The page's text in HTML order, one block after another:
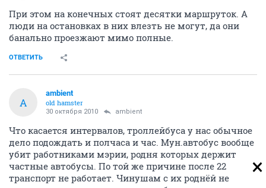
При этом на конечных стоят десятки маршруток. А
люди на остановках в них влезть не могут, да они
банально проезжают мимо полные.
ОТВЕТИТЬ
A
ambient
old hamster
30 октября 2010 ambient
Что касается интервалов, троллейбуса у нас обычное
дело подождать и полчаса и час. Мун.автобус вообще
убит работниками мэрии, родня которых держит
частные автобусы. По той же причине после 22
транспорт не работает. Чинушам с их роднёй не